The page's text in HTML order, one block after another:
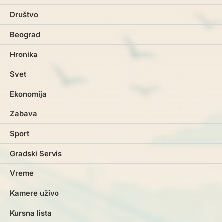
Društvo
Beograd
Hronika
Svet
Ekonomija
Zabava
Sport
Gradski Servis
Vreme
Kamere uživo
Kursna lista